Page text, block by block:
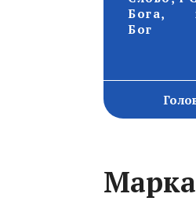
Бога, і
Бог